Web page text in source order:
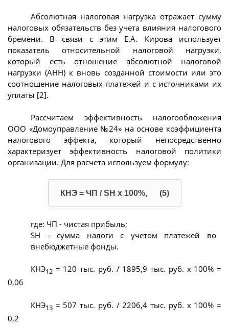
Абсолютная налоговая нагрузка отражает сумму
налоговых обязательств без учета влияния налогового
бремени. В связи с этим Е.А. Кирова использует
показатель относительной налоговой нагрузки,
который есть отношение абсолютной налоговой
нагрузки (АНН) к вновь созданной стоимости или это
соотношение налоговых платежей и с источниками их
уплаты [2].
Рассчитаем эффективность налогообложения
ООО «Домоуправление №24» на основе коэффициента
налогового эффекта, который непосредственно
характеризует эффективность налоговой политики
организации. Для расчета используем формулу:
КНЭ = ЧП / SН х 100%, (5)
где: ЧП - чистая прибыль;
SН - сумма налоги с учетом платежей во
внебюджетные фонды.
КНЭ12 = 120 тыс. руб. / 1895,9 тыс. руб. х 100% =
0,06
КНЭ13 = 507 тыс. руб. / 2206,4 тыс. руб. х 100% =
0,2